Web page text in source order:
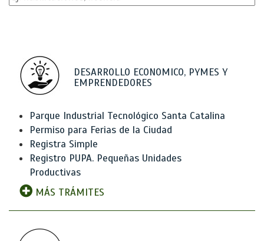
DESARROLLO ECONOMICO, PYMES Y
EMPRENDEDORES
Parque Industrial Tecnológico Santa Catalina
Permiso para Ferias de la Ciudad
Registra Simple
Registro PUPA. Pequeñas Unidades
Productivas
MÁS TRÁMITES